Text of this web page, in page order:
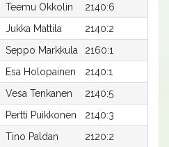
Teemu Okkolin 2140:6
Jukka Mattila 2140:2
Seppo Markkula 2160:1
Esa Holopainen 2140:1
Vesa Tenkanen 2140:5
Pertti Puikkonen 2140:3
Tino Paldan 2120:2